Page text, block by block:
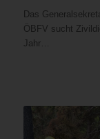
Das
ÖBFV sucht
Jahr…